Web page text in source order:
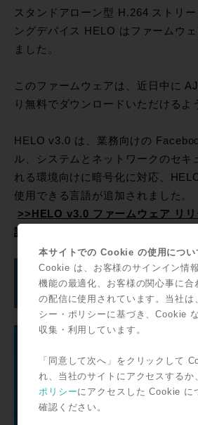
スタンドアローン型 H.264 ストリ
ングデバイス HELO はファームウ
ました。
このファームウェアは、近日中に
り無料でダウンロードいただけるよ
HELO v3.0 は、業務向けの
ル、システムとネットワークのセキ
れる環境向けに暗号化に対応、
使用できる言語が追加されました。
>>HELO v3.0 ファームウェア リ
語）
効率的な HDRモニタリングと
1RU の新製品
本サイトでの Cookie の使用につい
Cookie は、お客様のサインイン情
機能の最適化、お客様の関心事に合
の配信に使用されています。当社は
シー・ポリシーに基づき、Cookie
収集・利用しています。
「同意して次へ」をクリックして
れ、当社のサイトにアクセスするか、
ポリシーにアクセスした Cookie に
確認ください。